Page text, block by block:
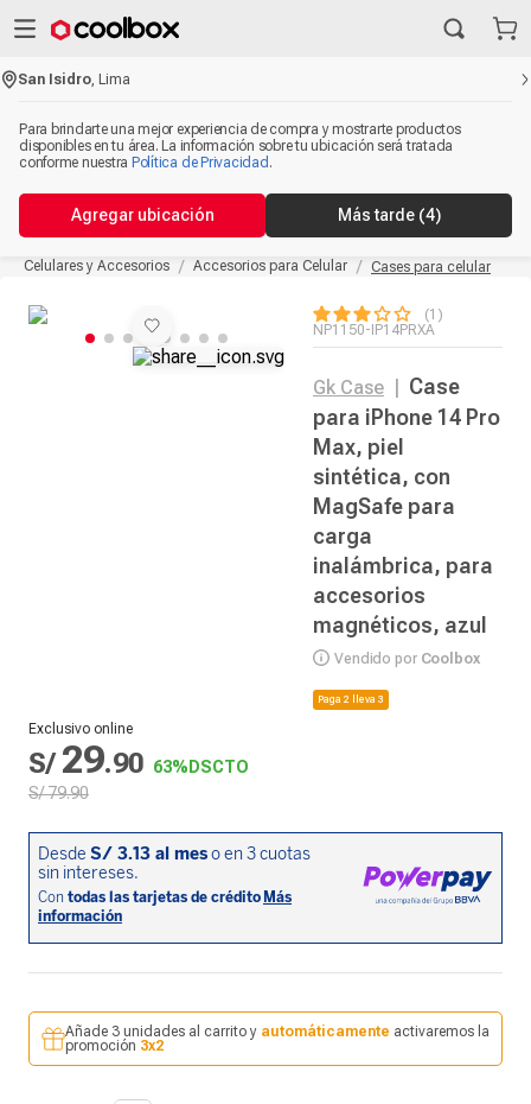
San Isidro ,Lima
Para brindarte una mejor experiencia de compra y mostrarte productos
disponibles en tu área. La información sobre tu ubicación será tratada
conforme nuestra Política de Privacidad .
Agregar ubicación Más tarde (4)
Celulares y Accesorios Accesorios para Celular Cases para celular
1
NP1150-IP14PRXA
Gk Case
Case
para iPhone 14 Pro
Max, piel
sintética, con
MagSafe para
carga
inalámbrica, para
accesorios
magnéticos, azul
Vendido por Coolbox
Paga 2 lleva 3
Exclusivo online
S/ 29.90 63% DSCTO
S/79.90
Añade 3 unidades al carrito y automáticamente activaremos la
promoción 3x2